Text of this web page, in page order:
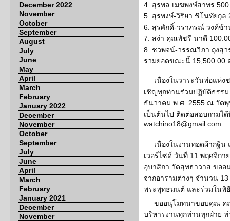
December 2022
November
October
September
August
July
June
May
April
March
February
January 2022
December
November
October
September
July
June
April
March
February
January 2021
December
November
4. สุรพล เมฆพงษ์สาทร
5. สุรพงษ์-วิริยา ชิโนทัยกุล
6. สุรศักดิ์-วราภรณ์ วงค์ข้า
7. สง่า คุณพัชรี นาดี
8. ชวพจน์-วรรณวิภา ถุงสุ
รวมยอดขณะนี้ 15,500.00
เนื่องในวาระวันพ่อแห่
เชิญทุกท่านร่วมปฏิบัติธรร
ธันวาคม พ.ศ. 2555 ณ วัด
เป็นต้นไป ติดต่อสอบถามได้
watchino18@gmail.com
เนื่องในงานทอดผ้ากฐิน
เวอร์ไซด์ วันที่ 11 พฤศจิก
อุบาสิกา วัดสุทธาวาส ขอ
จากอารามต่างๆ จำนวน
พระพุทธมนต์ และร่วมในพิ
ขออนุโมทนาขอบคุณ ค
บริหารงานทุกท่านทุกฝ่าย